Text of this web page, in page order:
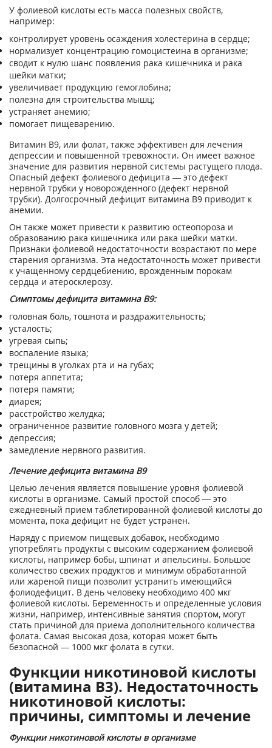
У фолиевой кислоты есть масса полезных свойств,
например:
контролирует уровень осаждения холестерина в сердце;
нормализует концентрацию гомоцистеина в организме;
сводит к нулю шанс появления рака кишечника и рака
шейки матки;
увеличивает продукцию гемоглобина;
полезна для строительства мышц;
устраняет анемию;
помогает пищеварению.
Витамин В9, или фолат, также эффективен для лечения
депрессии и повышенной тревожности. Он имеет важное
значение для развития нервной системы растущего плода.
Опасный дефект фолиевого дефицита — это дефект
нервной трубки у новорожденного (дефект нервной
трубки). Долгосрочный дефицит витамина В9 приводит к
анемии.
Он также может привести к развитию остеопороза и
образованию рака кишечника или рака шейки матки.
Признаки фолиевой недостаточности возрастают по мере
старения организма. Эта недостаточность может привести
к учащенному сердцебиению, врожденным порокам
сердца и атеросклерозу.
Симптомы дефицита витамина B9:
головная боль, тошнота и раздражительность;
усталость;
угревая сыпь;
воспаление языка;
трещины в уголках рта и на губах;
потеря аппетита;
потеря памяти;
диарея;
расстройство желудка;
ограниченное развитие головного мозга у детей;
депрессия;
замедление нервного развития.
Лечение дефицита витамина В9
Целью лечения является повышение уровня фолиевой
кислоты в организме. Самый простой способ — это
ежедневный прием таблетированной фолиевой кислоты до
момента, пока дефицит не будет устранен.
Наряду с приемом пищевых добавок, необходимо
употреблять продукты с высоким содержанием фолиевой
кислоты, например бобы, шпинат и апельсины. Большое
количество свежих продуктов и минимум обработанной
или жареной пищи позволит устранить имеющийся
фолиодефицит. В день человеку необходимо 400 мкг
фолиевой кислоты. Беременность и определенные условия
жизни, например, интенсивные занятия спортом, могут
стать причиной для приема дополнительного количества
фолата. Самая высокая доза, которая может быть
безопасной — 1000 мкг фолата в сутки.
Функции никотиновой кислоты
(витамина В3). Недостаточность
никотиновой кислоты:
причины, симптомы и лечение
Функции никотиновой кислоты в организме